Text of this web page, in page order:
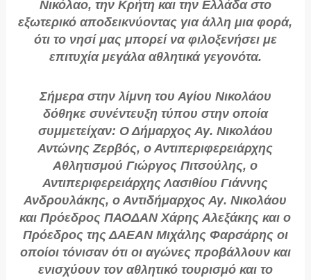
Νικόλαο, την Κρήτη και την Ελλάδα στο
εξωτερικό αποδεικνύοντας για άλλη μια φορά,
ότι το νησί μας μπορεί να φιλοξενήσει με
επιτυχία μεγάλα αθλητικά γεγονότα.
Σήμερα στην λίμνη του Αγίου Νικολάου
δόθηκε συνέντευξη τύπου στην οποία
συμμετείχαν: Ο Δήμαρχος Αγ. Νικολάου
Αντώνης Ζερβός, ο Αντιπεριφερειάρχης
Αθλητισμού Γιώργος Πιτσούλης, ο
Αντιπεριφερειάρχης Λασιθίου Γιάννης
Ανδρουλάκης, ο Αντιδήμαρχος Αγ. Νικολάου
και Πρόεδρος ΠΑΟΔΑΝ Χάρης Αλεξάκης και ο
Πρόεδρος της ΔΑΕΑΝ Μιχάλης Φαρσάρης οι
οποίοι τόνισαν ότι οι αγώνες προβάλλουν και
ενισχύουν τον αθλητικό τουρισμό και το